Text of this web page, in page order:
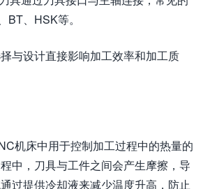
BT、HSK等。
与设计直接影响加工效率和加工质
机床中用于控制加工过程中的热量的
中，刀具与工件之间会产生摩擦，导
过提供冷却液来减少温度升高，防止